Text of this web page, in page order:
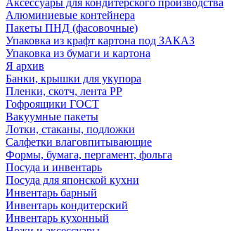
Аксессуары для кондитерского производства
Алюминиевые контейнера
Пакеты ПНД (фасовочные)
Упаковка из крафт картона под ЗАКАЗ
Упаковка из бумаги и картона
Я архив
Банки, крышки для укупора
Пленки, скотч, лента РР
Гофроящики ГОСТ
Вакуумные пакеты
Лотки, стаканы, подложки
Салфетки влаговпитывающие
Формы, бумага, пергамент, фольга
Посуда и инвентарь
Посуда для японской кухни
Инвентарь барный
Инвентарь кондитерский
Инвентарь кухонный